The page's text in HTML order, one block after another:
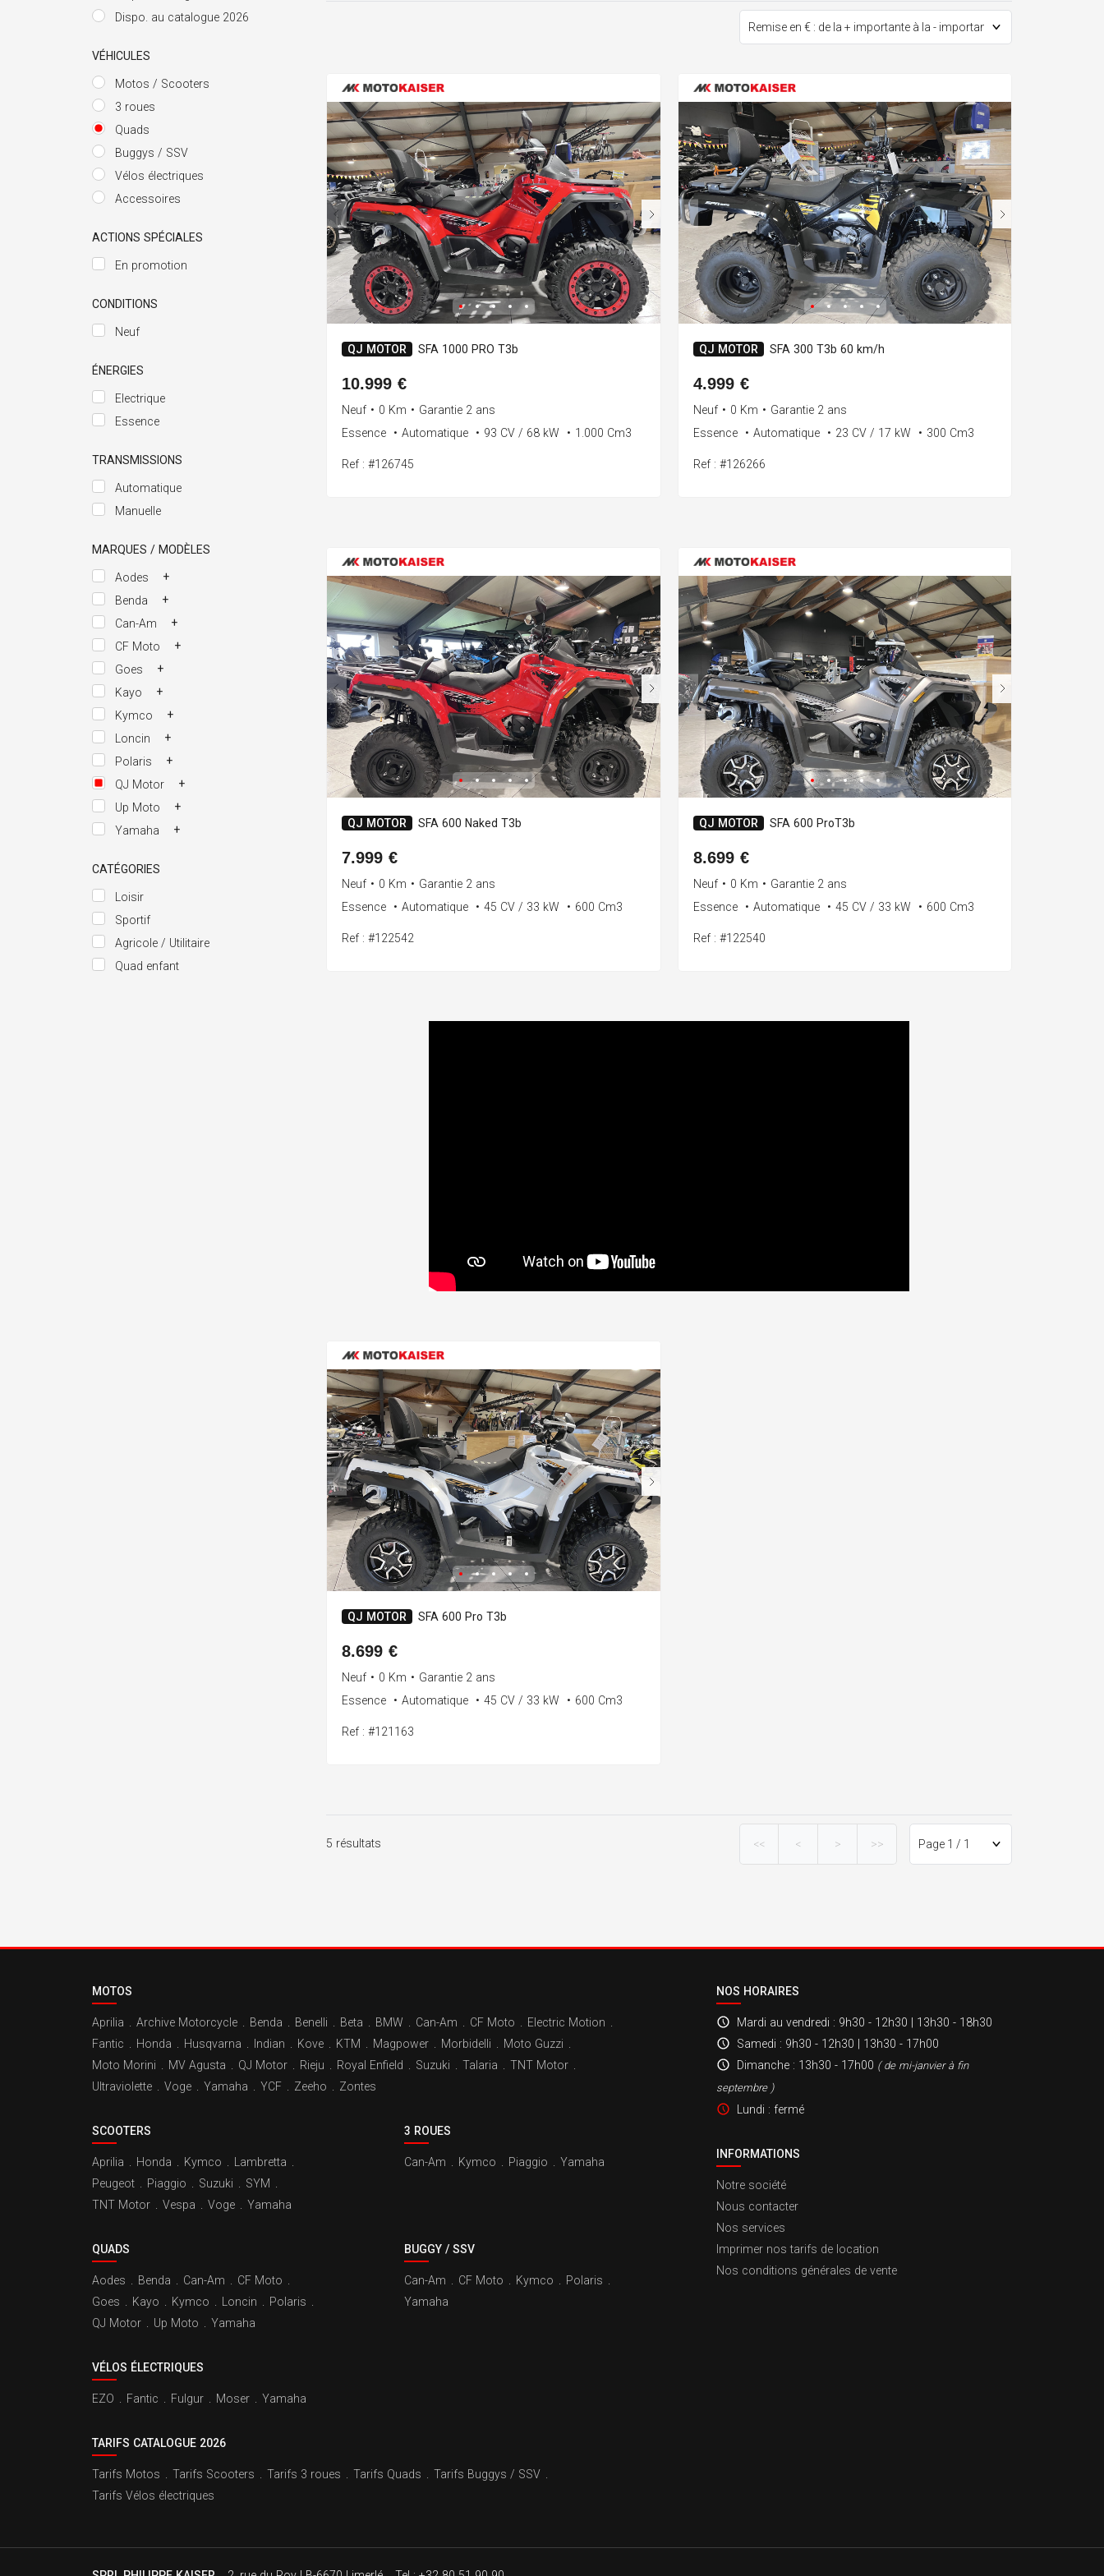
Dispo. au catalogue 2026
VÉHICULES
Motos / Scooters
3 roues
Quads
Buggys / SSV
Vélos électriques
Accessoires
ACTIONS SPÉCIALES
En promotion
CONDITIONS
Neuf
ÉNERGIES
Electrique
Essence
TRANSMISSIONS
Automatique
Manuelle
MARQUES / MODÈLES
+
Aodes
+
Benda
+
Can-Am
+
CF Moto
+
Goes
+
Kayo
+
Kymco
+
Loncin
+
Polaris
+
QJ Motor
+
Up Moto
+
Yamaha
CATÉGORIES
Loisir
Sportif
Agricole / Utilitaire
Quad enfant
QJ MOTOR SFA 1000 PRO T3b
10.999 €
Neuf • 0 Km • Garantie 2 ans
Essence
• Automatique • 93 CV / 68 kW • 1.000 Cm3
Ref : #126745
QJ MOTOR SFA 300 T3b 60 km/h
4.999 €
Neuf • 0 Km • Garantie 2 ans
Essence
• Automatique • 23 CV / 17 kW • 300 Cm3
Ref : #126266
QJ MOTOR SFA 600 Naked T3b
7.999 €
Neuf • 0 Km • Garantie 2 ans
Essence
• Automatique • 45 CV / 33 kW • 600 Cm3
Ref : #122542
QJ MOTOR SFA 600 ProT3b
8.699 €
Neuf • 0 Km • Garantie 2 ans
Essence
• Automatique • 45 CV / 33 kW • 600 Cm3
Ref : #122540
QJ MOTOR SFA 600 Pro T3b
8.699 €
Neuf • 0 Km • Garantie 2 ans
Essence
• Automatique • 45 CV / 33 kW • 600 Cm3
Ref : #121163
5 résultats << < > >>
MOTOS
Aprilia Archive Motorcycle Benda Benelli Beta BMW Can-Am CF Moto Electric Motion
Fantic
Honda Husqvarna Indian Kove KTM Magpower Morbidelli Moto Guzzi
Moto Morini
MV Agusta QJ Motor Rieju Royal Enfield Suzuki Talaria TNT Motor
Ultraviolette
Voge Yamaha YCF Zeeho Zontes
SCOOTERS
Aprilia Honda Kymco Lambretta
Peugeot
Piaggio Suzuki SYM
TNT Motor
Vespa Voge Yamaha
3 ROUES
Can-Am Kymco Piaggio Yamaha
QUADS
Aodes Benda Can-Am CF Moto
Goes
Kayo Kymco Loncin Polaris
QJ Motor
Up Moto Yamaha
BUGGY / SSV
Can-Am CF Moto Kymco Polaris
Yamaha
VÉLOS ÉLECTRIQUES
EZO Fantic Fulgur Moser Yamaha
TARIFS CATALOGUE 2026
Tarifs Motos Tarifs Scooters Tarifs 3 roues Tarifs Quads Tarifs Buggys / SSV
Tarifs Vélos électriques
NOS HORAIRES
Mardi au vendredi : 9h30 - 12h30 | 13h30 - 18h30
Samedi : 9h30 - 12h30 | 13h30 - 17h00
Dimanche : 13h30 - 17h00 ( de mi-janvier à fin
septembre )
Lundi : fermé
INFORMATIONS
Notre société
Nous contacter
Nos services
Imprimer nos tarifs de location
Nos conditions générales de vente